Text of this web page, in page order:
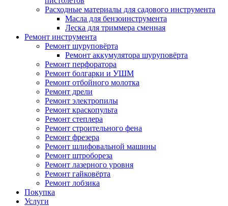
Расходные материалы для садового инструмента
Масла для бензоинструмента
Леска для триммера сменная
Ремонт инструмента
Ремонт шуруповёрта
Ремонт аккумулятора шуруповёрта
Ремонт перфоратора
Ремонт болгарки и УШМ
Ремонт отбойного молотка
Ремонт дрели
Ремонт электропилы
Ремонт краскопульта
Ремонт степлера
Ремонт строительного фена
Ремонт фрезера
Ремонт шлифовальной машины
Ремонт штробореза
Ремонт лазерного уровня
Ремонт гайковёрта
Ремонт лобзика
Покупка
Услуги